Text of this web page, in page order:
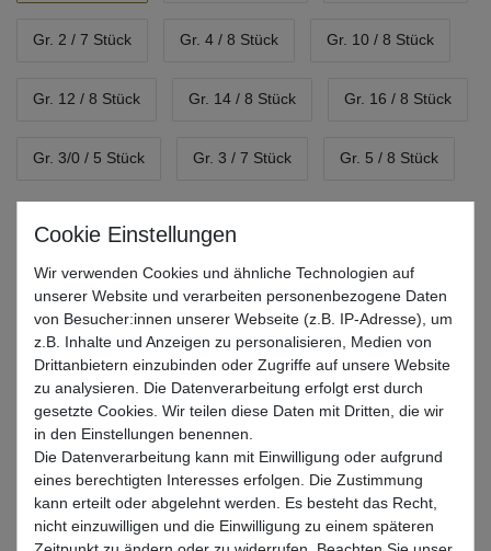
Gr. 2 / 7 Stück Gr. 4 / 8 Stück Gr. 10 / 8 Stück
Gr. 12 / 8 Stück Gr. 14 / 8 Stück Gr. 16 / 8 Stück
Gr. 3/0 / 5 Stück Gr. 3 / 7 Stück Gr. 5 / 8 Stück
11,99 EUR*
* inkl. ges. MwSt. zzgl.Versandkosten
Lieferzeit 1-3 Tage (Deutschland); 3-7 Tage (Ausland)
Informationen zur Berechnung des Liefertermins hier
Mehr als 5 Stück verfügbar
In den Warenkorb
Wunschliste
Wir verwenden Cookies und ähnliche Technologien auf
unserer Website und verarbeiten personenbezogene Daten
von Besucher:innen unserer Webseite (z.B. IP-Adresse), um
z.B. Inhalte und Anzeigen zu personalisieren, Medien von
Drittanbietern einzubinden oder Zugriffe auf unsere Website
zu analysieren. Die Datenverarbeitung erfolgt erst durch
gesetzte Cookies. Wir teilen diese Daten mit Dritten, die wir
in den Einstellungen benennen.
Die Datenverarbeitung kann mit Einwilligung oder aufgrund
eines berechtigten Interesses erfolgen. Die Zustimmung
kann erteilt oder abgelehnt werden. Es besteht das Recht,
nicht einzuwilligen und die Einwilligung zu einem späteren